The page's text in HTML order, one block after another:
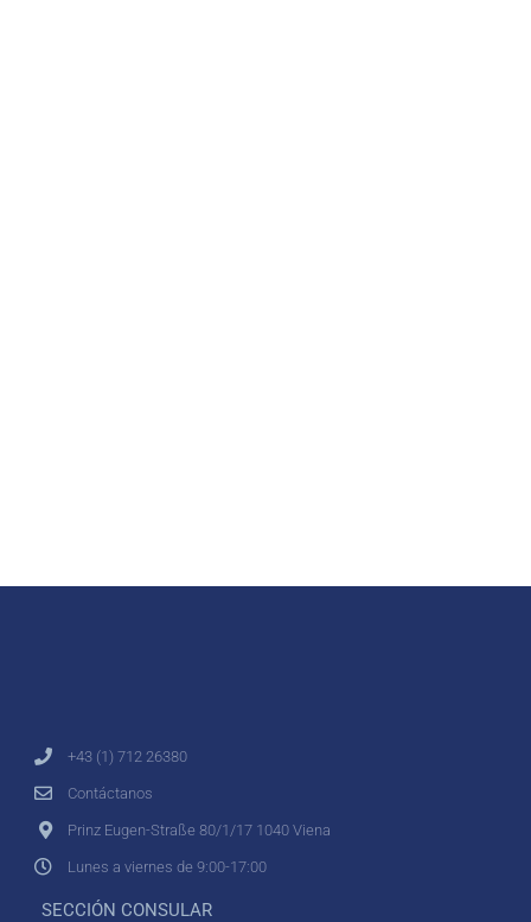
+43 (1) 712 26380
Contáctanos
Prinz Eugen-Straße 80/1/17 1040 Viena
Lunes a viernes de 9:00-17:00
SECCIÓN CONSULAR